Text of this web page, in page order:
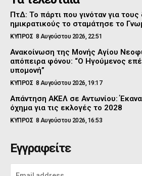
ΠτΔ: Το πάρτι που γινόταν για
ημικρατικούς το σταμάτησε το
ΚΥΠΡΟΣ 8 Αυγούστου 2026, 22:51
Ανακοίνωση της Μονής Αγίου
απόπειρα φόνου: “Ο Ηγούμενος
υπομονή”
ΚΥΠΡΟΣ 8 Αυγούστου 2026, 19:17
Απάντηση ΑΚΕΛ σε Αντωνίου:
όχημα για τις εκλογές το 2028
ΚΥΠΡΟΣ 8 Αυγούστου 2026, 16:53
Εγγραφείτε